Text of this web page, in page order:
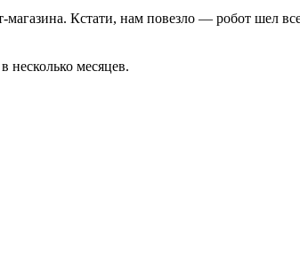
Кстати, нам повезло — робот шел
несколько месяцев.